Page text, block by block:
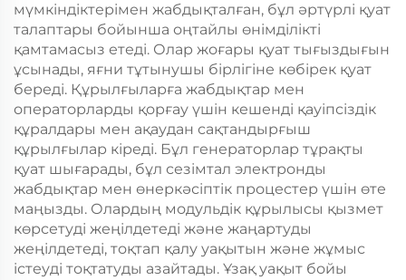
мүмкіндіктерімен жабдықталған, бұл әртүрлі қуат
талаптары бойынша оңтайлы өнімділікті
қамтамасыз етеді. Олар жоғары қуат тығыздығын
ұсынады, яғни тұтынушы бірлігіне көбірек қуат
береді. Құрылғыларға жабдықтар мен
операторларды қорғау үшін кешенді қауіпсіздік
құралдары мен ақаудан сақтандырғыш
құрылғылар кіреді. Бұл генераторлар тұрақты
қуат шығарады, бұл сезімтал электронды
жабдықтар мен өнеркәсіптік процестер үшін өте
маңызды. Олардың модульдік құрылысы қызмет
көрсетуді жеңілдетеді және жаңартуды
жеңілдетеді, тоқтап қалу уақытын және жұмыс
істеуді тоқтатуды азайтады. Ұзақ уақыт бойы